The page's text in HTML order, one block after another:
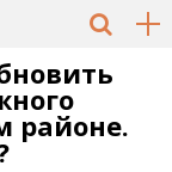
районе.